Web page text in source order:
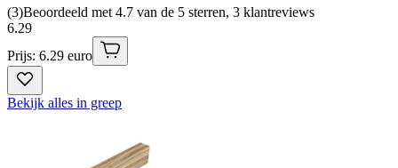
(3)Beoordeeld met 4.7 van de 5 sterren, 3 klantreviews
6.29
Prijs: 6.29 euro
Bekijk alles in greep